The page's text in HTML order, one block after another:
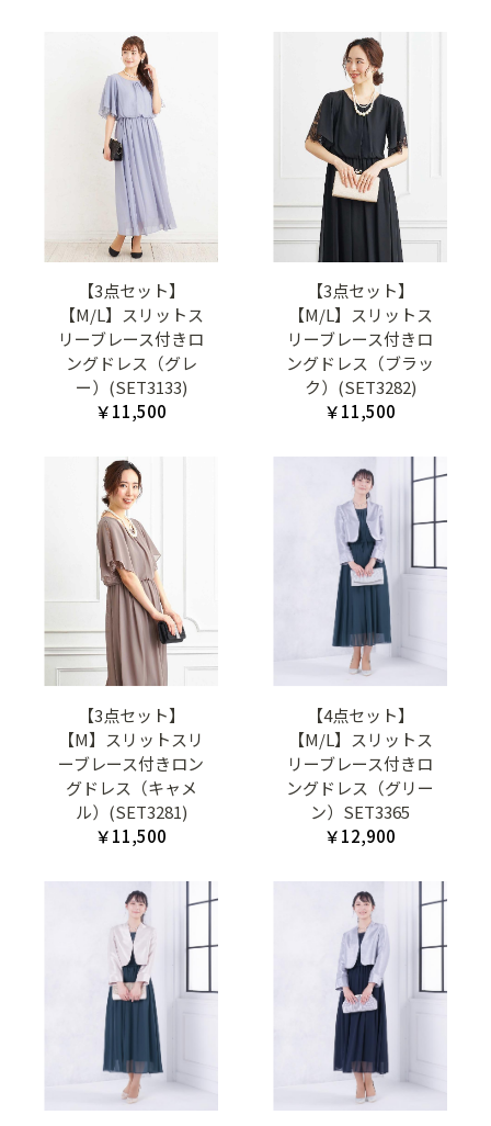
【3点セット】
【M/L】スリットス
リーブレース付きロ
ングドレス（グレ
ー）(SET3133)
￥11,500
【3点セット】
【M/L】スリットス
リーブレース付きロ
ングドレス（ブラッ
ク）(SET3282)
￥11,500
【3点セット】
【M】スリットスリ
ーブレース付きロン
グドレス（キャメ
ル）(SET3281)
￥11,500
【4点セット】
【M/L】スリットス
リーブレース付きロ
ングドレス（グリー
ン）SET3365
￥12,900